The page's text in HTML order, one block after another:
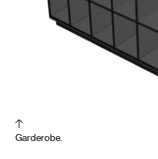
Garderobe.